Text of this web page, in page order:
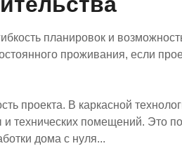
планировок и
проживания, если
проекта. В каркасной
технических помещений. Это
дома с нуля...